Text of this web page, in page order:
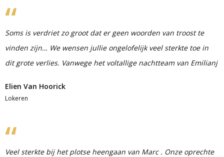
Soms is verdriet zo groot dat er geen woorden van troost te
vinden zijn… We wensen jullie ongelofelijk veel sterkte toe in
dit grote verlies. Vanwege het voltallige nachtteam van Emilianj
Elien Van Hoorick
Lokeren
Veel sterkte bij het plotse heengaan van Marc . Onze oprechte